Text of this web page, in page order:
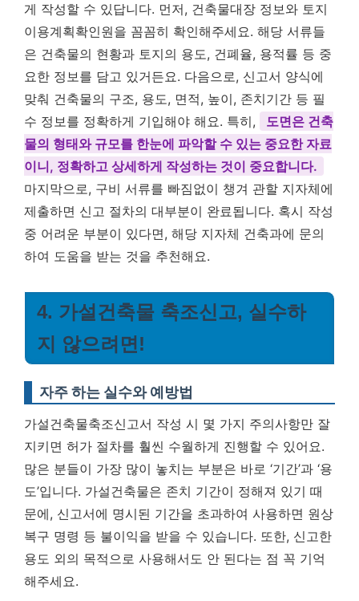
게 작성할 수 있답니다. 먼저, 건축물대장 정보와 토지
이용계획확인원을 꼼꼼히 확인해주세요. 해당 서류들
은 건축물의 현황과 토지의 용도, 건폐율, 용적률 등 중
요한 정보를 담고 있거든요. 다음으로, 신고서 양식에
맞춰 건축물의 구조, 용도, 면적, 높이, 존치기간 등 필
수 정보를 정확하게 기입해야 해요. 특히,
도면은 건축
물의 형태와 규모를 한눈에 파악할 수 있는 중요한 자료
이니, 정확하고 상세하게 작성하는 것이 중요합니다.
마지막으로, 구비 서류를 빠짐없이 챙겨 관할 지자체에
제출하면 신고 절차의 대부분이 완료됩니다. 혹시 작성
중 어려운 부분이 있다면, 해당 지자체 건축과에 문의
하여 도움을 받는 것을 추천해요.
4. 가설건축물 축조신고, 실수하
지 않으려면!
자주 하는 실수와 예방법
가설건축물축조신고서 작성 시 몇 가지 주의사항만 잘
지키면 허가 절차를 훨씬 수월하게 진행할 수 있어요.
많은 분들이 가장 많이 놓치는 부분은 바로 ‘기간’과 ‘용
도’입니다. 가설건축물은 존치 기간이 정해져 있기 때
문에, 신고서에 명시된 기간을 초과하여 사용하면 원상
복구 명령 등 불이익을 받을 수 있습니다. 또한, 신고한
용도 외의 목적으로 사용해서도 안 된다는 점 꼭 기억
해주세요.